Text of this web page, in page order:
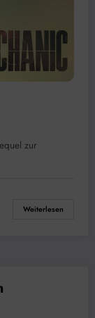
zur
Weiterlesen